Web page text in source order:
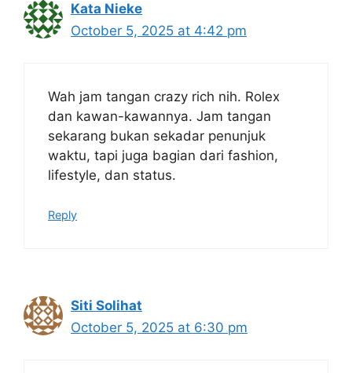
Kata Nieke
October 5, 2025 at 4:42 pm
Wah jam tangan crazy rich nih. Rolex
dan kawan-kawannya. Jam tangan
sekarang bukan sekadar penunjuk
waktu, tapi juga bagian dari fashion,
lifestyle, dan status.
Reply
Siti Solihat
October 5, 2025 at 6:30 pm